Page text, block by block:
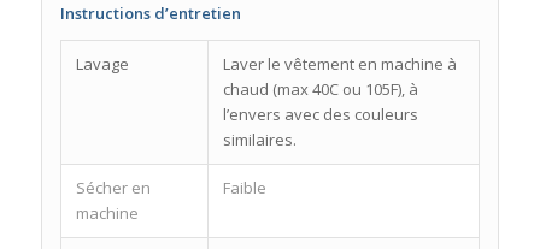
Instructions d’entretien
Lavage
Laver le vêtement en machine à
chaud (max 40C ou 105F), à
l’envers avec des couleurs
similaires.
Sécher en
machine
Faible